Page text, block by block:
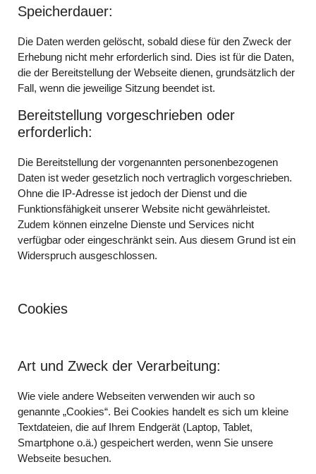
Speicherdauer:
Die Daten werden gelöscht, sobald diese für den Zweck der
Erhebung nicht mehr erforderlich sind. Dies ist für die Daten,
die der Bereitstellung der Webseite dienen, grundsätzlich der
Fall, wenn die jeweilige Sitzung beendet ist.
Bereitstellung vorgeschrieben oder
erforderlich:
Die Bereitstellung der vorgenannten personenbezogenen
Daten ist weder gesetzlich noch vertraglich vorgeschrieben.
Ohne die IP-Adresse ist jedoch der Dienst und die
Funktionsfähigkeit unserer Website nicht gewährleistet.
Zudem können einzelne Dienste und Services nicht
verfügbar oder eingeschränkt sein. Aus diesem Grund ist ein
Widerspruch ausgeschlossen.
Cookies
Art und Zweck der Verarbeitung:
Wie viele andere Webseiten verwenden wir auch so
genannte „Cookies“. Bei Cookies handelt es sich um kleine
Textdateien, die auf Ihrem Endgerät (Laptop, Tablet,
Smartphone o.ä.) gespeichert werden, wenn Sie unsere
Webseite besuchen.